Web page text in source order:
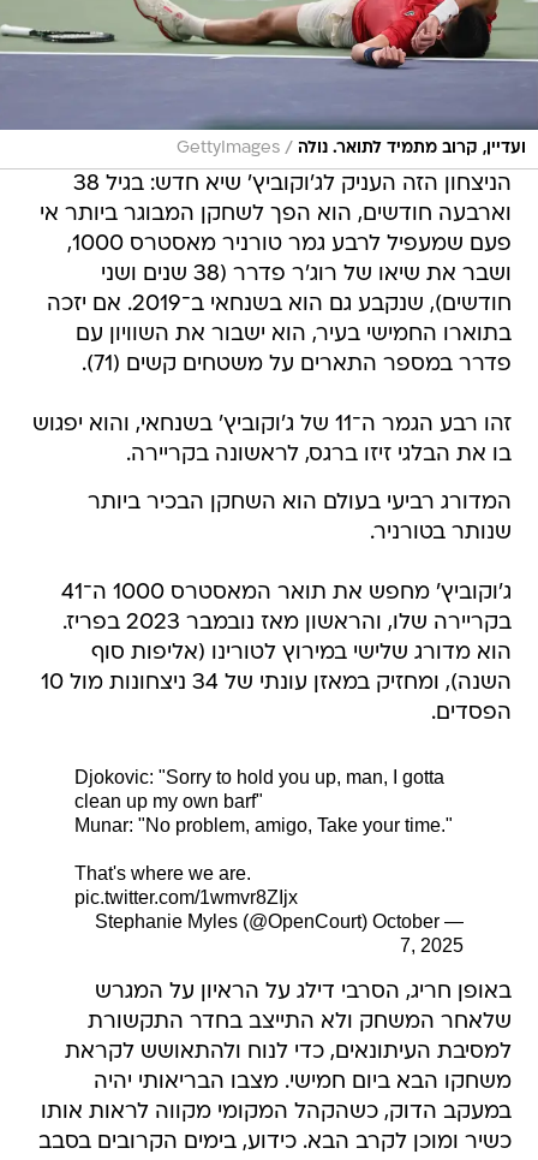
ועדיין, קרוב מתמיד לתואר. נולה /
GettyImages
הניצחון הזה העניק לג'וקוביץ' שיא חדש: בגיל 38
וארבעה חודשים, הוא הפך לשחקן המבוגר ביותר אי
פעם שמעפיל לרבע גמר טורניר מאסטרס 1000,
ושבר את שיאו של רוג'ר פדרר (38 שנים ושני
חודשים), שנקבע גם הוא בשנחאי ב־2019. אם יזכה
בתוארו החמישי בעיר, הוא ישבור את השוויון עם
פדרר במספר התארים על משטחים קשים (71).
זהו רבע הגמר ה־11 של ג'וקוביץ' בשנחאי, והוא יפגוש
בו את הבלגי זיזו ברגס, לראשונה בקריירה.
המדורג רביעי בעולם הוא השחקן הבכיר ביותר
שנותר בטורניר.
ג'וקוביץ' מחפש את תואר המאסטרס 1000 ה־41
בקריירה שלו, והראשון מאז נובמבר 2023 בפריז.
הוא מדורג שלישי במירוץ לטורינו (אליפות סוף
השנה), ומחזיק במאזן עונתי של 34 ניצחונות מול 10
הפסדים.
Djokovic: "Sorry to hold you up, man, I gotta
clean up my own barf"
Munar: "No problem, amigo, Take your time."
That's where we are.
pic.twitter.com/1wmvr8ZIjx
— Stephanie Myles (@OpenCourt)
October
7, 2025
באופן חריג, הסרבי דילג על הראיון על המגרש
שלאחר המשחק ולא התייצב בחדר התקשורת
למסיבת העיתונאים, כדי לנוח ולהתאושש לקראת
משחקו הבא ביום חמישי. מצבו הבריאותי יהיה
במעקב הדוק, כשהקהל המקומי מקווה לראות אותו
כשיר ומוכן לקרב הבא. כידוע, בימים הקרובים בסבב